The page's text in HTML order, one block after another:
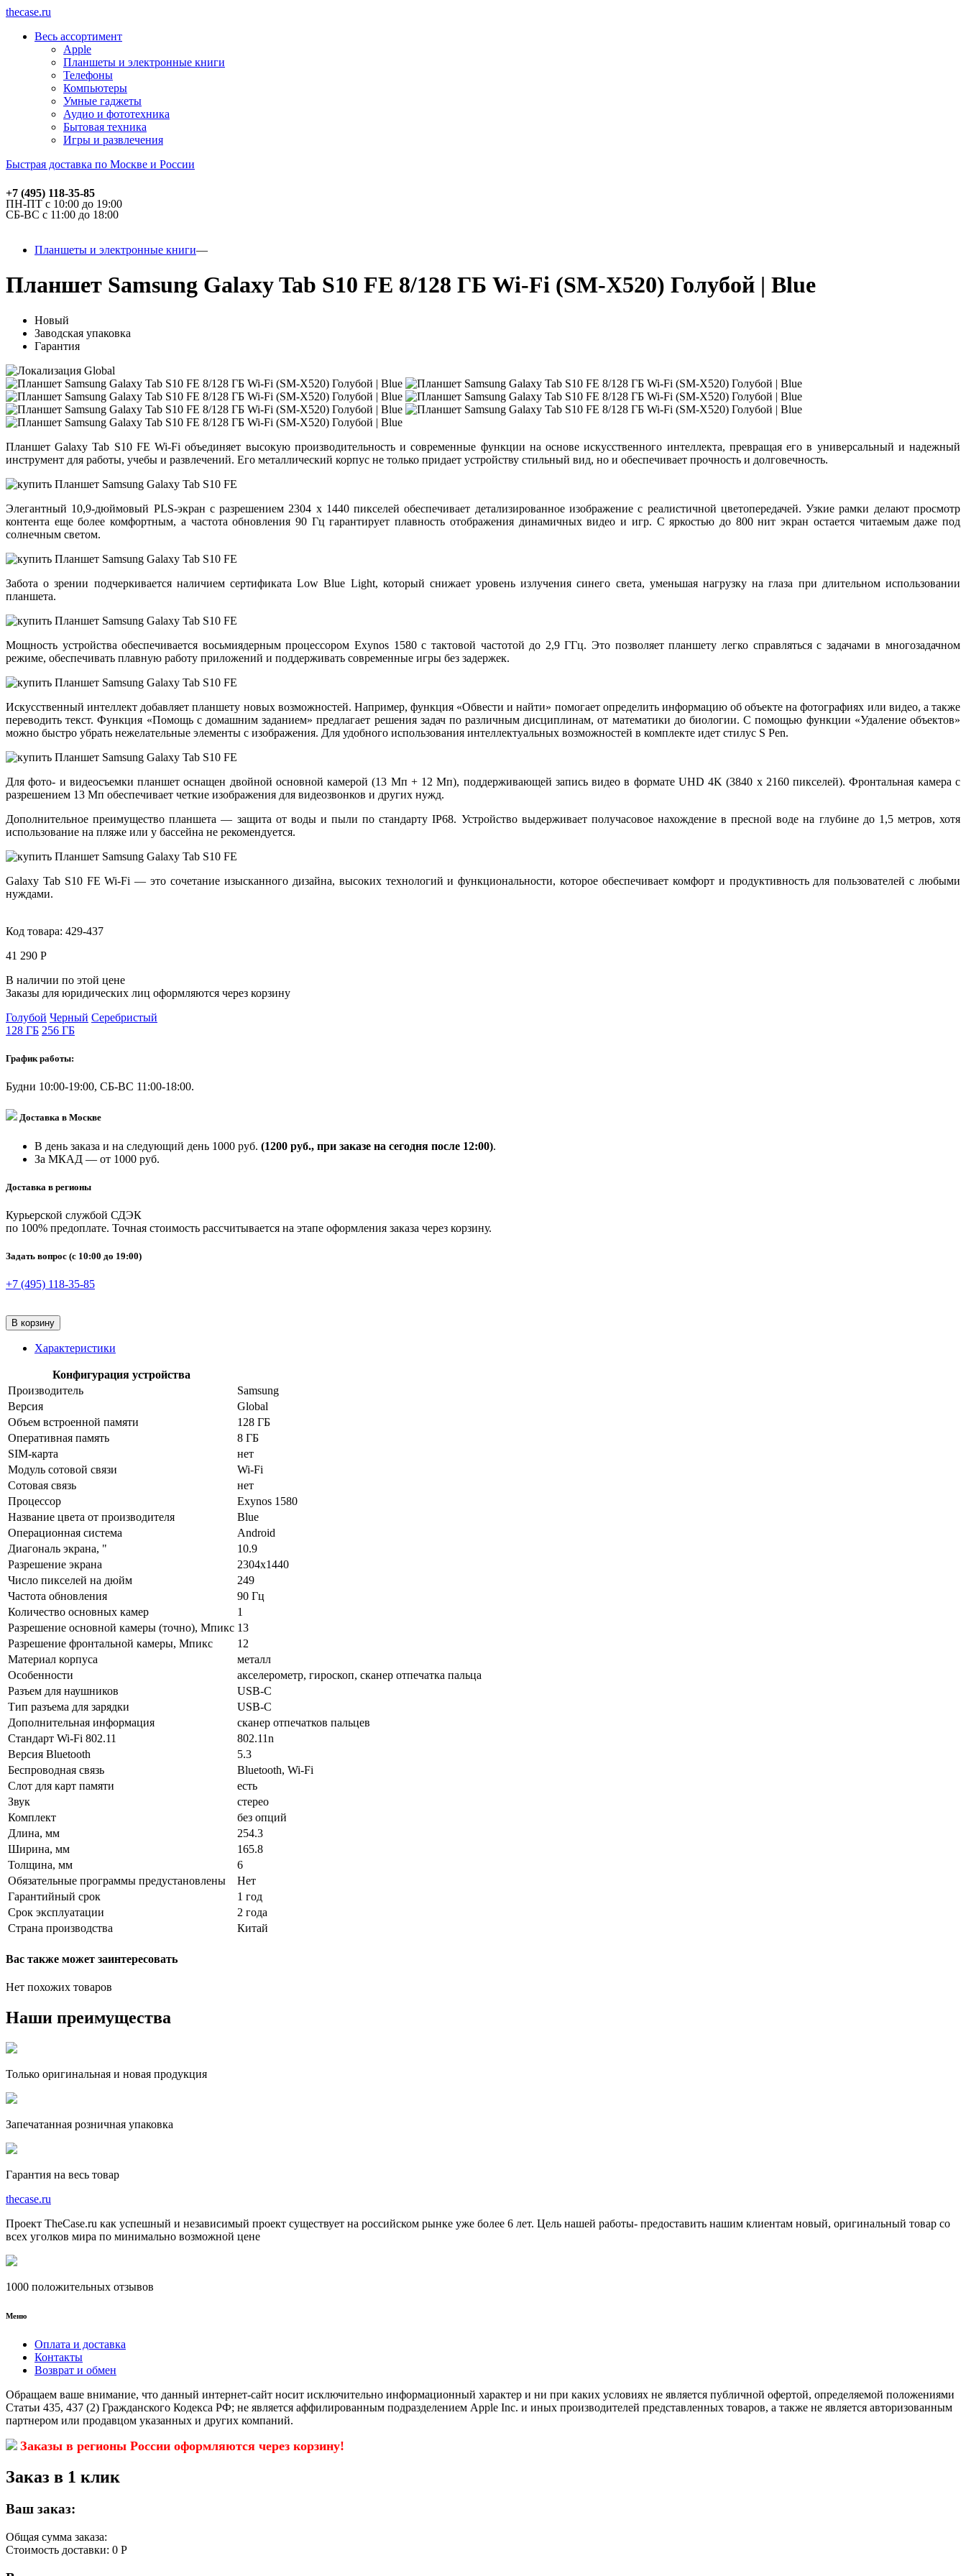
thecase.ru
Весь ассортимент
Apple
Планшеты и электронные книги
Телефоны
Компьютеры
Умные гаджеты
Аудио и фототехника
Бытовая техника
Игры и развлечения
Быстрая доставка по Москве и России
+7 (495) 118-35-85
ПН-ПТ с 10:00 до 19:00
СБ-ВС с 11:00 до 18:00
Планшеты и электронные книги
Планшет Samsung Galaxy Tab S10 FE 8/128 ГБ Wi-Fi (SM-X520) Голубой | Blue
Новый
Заводская упаковка
Гарантия
Планшет Galaxy Tab S10 FE Wi-Fi объединяет высокую производительность и современные функции на основе искусственного интеллекта, превращая его в универсальный и надежный
инструмент для работы, учебы и развлечений. Его металлический корпус не только придает устройству стильный вид, но и обеспечивает прочность и долговечность.
Элегантный 10,9-дюймовый PLS-экран с разрешением 2304 x 1440 пикселей обеспечивает детализированное изображение с реалистичной цветопередачей. Узкие рамки делают просмотр
контента еще более комфортным, а частота обновления 90 Гц гарантирует плавность отображения динамичных видео и игр. С яркостью до 800 нит экран остается читаемым даже под
солнечным светом.
Забота о зрении подчеркивается наличием сертификата Low Blue Light, который снижает уровень излучения синего света, уменьшая нагрузку на глаза при длительном использовании
планшета.
Мощность устройства обеспечивается восьмиядерным процессором Exynos 1580 с тактовой частотой до 2,9 ГГц. Это позволяет планшету легко справляться с задачами в многозадачном
режиме, обеспечивать плавную работу приложений и поддерживать современные игры без задержек.
Искусственный интеллект добавляет планшету новых возможностей. Например, функция «Обвести и найти» помогает определить информацию об объекте на фотографиях или видео, а также
переводить текст. Функция «Помощь с домашним заданием» предлагает решения задач по различным дисциплинам, от математики до биологии. С помощью функции «Удаление объектов»
можно быстро убрать нежелательные элементы с изображения. Для удобного использования интеллектуальных возможностей в комплекте идет стилус S Pen.
Для фото- и видеосъемки планшет оснащен двойной основной камерой (13 Мп + 12 Мп), поддерживающей запись видео в формате UHD 4K (3840 x 2160 пикселей). Фронтальная камера с
разрешением 13 Мп обеспечивает четкие изображения для видеозвонков и других нужд.
Дополнительное преимущество планшета — защита от воды и пыли по стандарту IP68. Устройство выдерживает получасовое нахождение в пресной воде на глубине до 1,5 метров, хотя
использование на пляже или у бассейна не рекомендуется.
Galaxy Tab S10 FE Wi-Fi — это сочетание изысканного дизайна, высоких технологий и функциональности, которое обеспечивает комфорт и продуктивность для пользователей с любыми
нуждами.
Код товара: 429-437
41 290 Р
В наличии по этой цене
Заказы для юридических лиц оформляются через корзину
Голубой Черный Серебристый
128 ГБ 256 ГБ
График работы:
Будни 10:00-19:00, СБ-ВС 11:00-18:00.
Доставка в Москве
В день заказа и на следующий день 1000 руб. (1200 руб., при заказе на сегодня после 12:00).
За МКАД — от 1000 руб.
Доставка в регионы
Курьерской службой СДЭК
по 100% предоплате. Точная стоимость рассчитывается на этапе оформления заказа через корзину.
Задать вопрос (с 10:00 до 19:00)
+7 (495) 118-35-85
В корзину
Характеристики
Конфигурация устройства
Производитель
Samsung
Версия
Global
Объем встроенной памяти
128 ГБ
Оперативная память
8 ГБ
SIM-карта
нет
Модуль сотовой связи
Wi-Fi
Сотовая связь
нет
Процессор
Exynos 1580
Название цвета от производителя
Blue
Операционная система
Android
Диагональ экрана, "
10.9
Разрешение экрана
2304x1440
Число пикселей на дюйм
249
Частота обновления
90 Гц
Количество основных камер
1
Разрешение основной камеры (точно), Мпикс 13
Разрешение фронтальной камеры, Мпикс
12
Материал корпуса
металл
Особенности
акселерометр, гироскоп, cканер отпечатка пальца
Разъем для наушников
USB-C
Тип разъема для зарядки
USB-C
Дополнительная информация
сканер отпечатков пальцев
Стандарт Wi-Fi 802.11
802.11n
Версия Bluetooth
5.3
Беспроводная связь
Bluetooth, Wi-Fi
Слот для карт памяти
есть
Звук
стерео
Комплект
без опций
Длина, мм
254.3
Ширина, мм
165.8
Толщина, мм
6
Обязательные программы предустановлены
Нет
Гарантийный срок
1 год
Срок эксплуатации
2 года
Страна производства
Китай
Вас также может заинтересовать
Нет похожих товаров
Наши преимущества
Только оригинальная и новая продукция
Запечатанная розничная упаковка
Гарантия на весь товар
thecase.ru
Проект TheCase.ru как успешный и независимый проект существует на российском рынке уже более 6 лет. Цель нашей работы- предоставить нашим клиентам новый, оригинальный товар со
всех уголков мира по минимально возможной цене
1000 положительных отзывов
Меню
Оплата и доставка
Контакты
Возврат и обмен
Обращаем ваше внимание, что данный интернет-сайт носит исключительно информационный характер и ни при каких условиях не является публичной офертой, определяемой положениями
Статьи 435, 437 (2) Гражданского Кодекса РФ; не является аффилированным подразделением Apple Inc. и иных производителей представленных товаров, а также не является авторизованным
партнером или продавцом указанных и других компаний.
Заказы в регионы России оформляются через корзину!
Заказ в 1 клик
Ваш заказ:
Общая сумма заказа:
Стоимость доставки: 0 Р